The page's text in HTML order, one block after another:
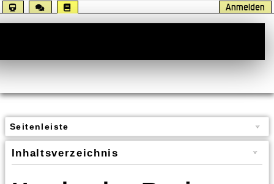
Anmelden
Seitenleiste
Inhaltsverzeichnis